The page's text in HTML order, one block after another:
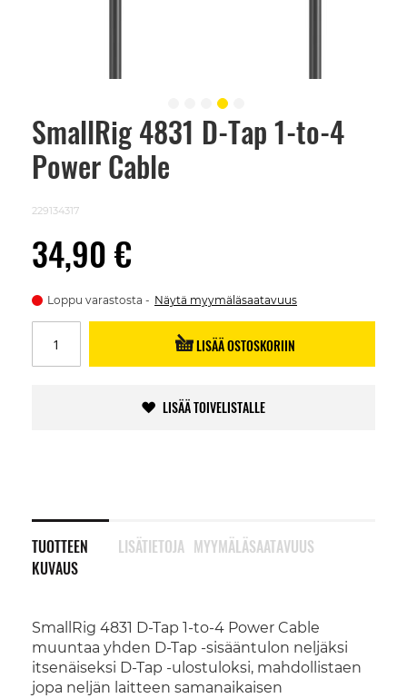
SmallRig 4831 D-Tap 1-to-4
Power Cable
229134317
34,90 €
Loppu varastosta Näytä myymäläsaatavuus
LISÄÄ OSTOSKORIIN
LISÄÄ TOIVELISTALLE
TUOTTEEN
KUVAUS
SmallRig 4831 D-Tap 1-to-4 Power Cable
muuntaa yhden D-Tap -sisääntulon neljäksi
itsenäiseksi D-Tap -ulostuloksi, mahdollistaen
jopa neljän laitteen samanaikaisen
LISÄTIETOJA MYYMÄLÄSAATAVUUS
Skip
beginning
images